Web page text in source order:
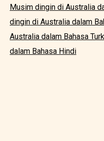
Musim dingin di Australia
dingin di Australia dalam
Australia dalam Bahasa
dalam Bahasa Hindi